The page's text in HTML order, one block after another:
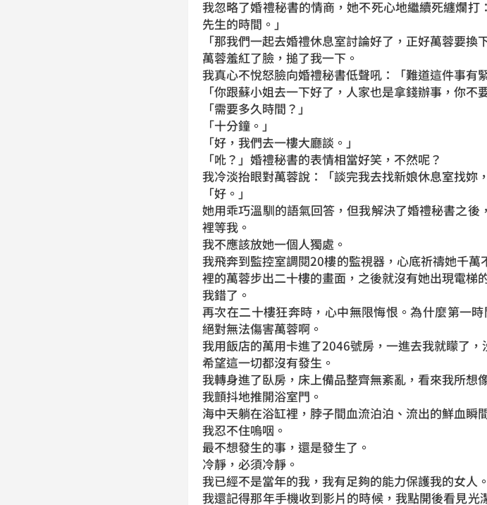
我忽略了婚禮秘書的情商，她不死心地繼續死纏爛
先生的時間。」
「那我們一起去婚禮休息室討論好了，正好萬蓉要換
萬蓉羞紅了臉，搥了我一下。
我真心不悅怒臉向婚禮秘書低聲吼：「難道這件事有
「你跟蘇小姐去一下好了，人家也是拿錢辦事，你不
「需要多久時間？」
「十分鐘。」
「好，我們去一樓大廳談。」
「吪？」婚禮秘書的表情相當好笑，不然呢？
我冷淡抬眼對萬蓉說：「談完我去找新娘休息室找妳
「好。」
她用乖巧溫馴的語氣回答，但我解決了婚禮秘書之
裡等我。
我不應該放她一個人獨處。
我飛奔到監控室調閱20樓的監視器，心底祈禱她千
裡的萬蓉步出二十樓的畫面，之後就沒有她出現電梯
我錯了。
再次在二十樓狂奔時，心中無限悔恨。為什麼第一
絕對無法傷害萬蓉啊。
我用飯店的萬用卡進了2046號房，一進去我就矇了，
希望這一切都沒有發生。
我轉身進了臥房，床上備品整齊無紊亂，看來我所想
我顫抖地推開浴室門。
海中天躺在浴缸裡，脖子間血流泊泊、流出的鮮血瞬
我忍不住嗚咽。
最不想發生的事，還是發生了。
冷靜，必須冷靜。
我已經不是當年的我，我有足夠的能力保護我的女人。
我還記得那年手機收到影片的時候，我點開後看見